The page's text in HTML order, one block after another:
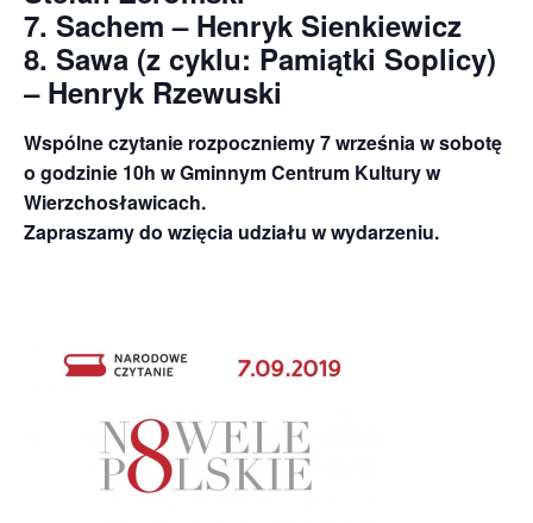
7. Sachem – Henryk Sienkiewicz
8. Sawa (z cyklu: Pamiątki Soplicy)
– Henryk Rzewuski
Wspólne czytanie rozpoczniemy 7 września w sobotę
o godzinie 10h w Gminnym Centrum Kultury w
Wierzchosławicach.
Zapraszamy do wzięcia udziału w wydarzeniu.